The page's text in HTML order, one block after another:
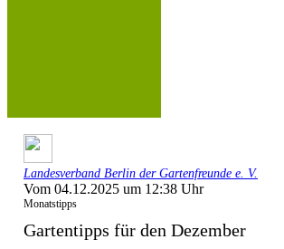
Landesverband Berlin der Gartenfreunde e. V.
Vom 04.12.2025 um 12:38 Uhr
Monatstipps
Gartentipps für den Dezember